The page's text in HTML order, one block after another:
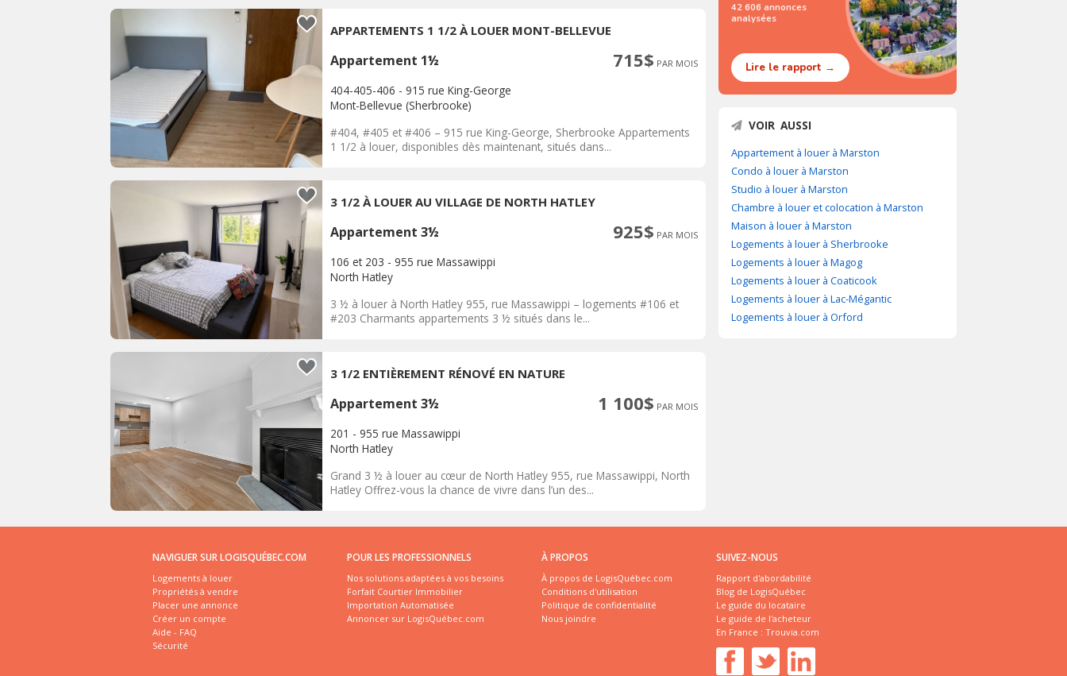
APPARTEMENTS 1 1/2 À LOUER MONT-BELLEVUE
Appartement 1½ 715$ PAR MOIS
404-405-406 - 915 rue King-George
Mont-Bellevue (Sherbrooke)
#404, #405 et #406 – 915 rue King-George, Sherbrooke Appartements
1 1/2 à louer, disponibles dès maintenant, situés dans...
3 1/2 À LOUER AU VILLAGE DE NORTH HATLEY
Appartement 3½ 925$ PAR MOIS
106 et 203 - 955 rue Massawippi
North Hatley
3 ½ à louer à North Hatley 955, rue Massawippi – logements #106 et
#203 Charmants appartements 3 ½ situés dans le...
3 1/2 ENTIÈREMENT RÉNOVÉ EN NATURE
Appartement 3½ 1 100$ PAR MOIS
201 - 955 rue Massawippi
North Hatley
Grand 3 ½ à louer au cœur de North Hatley 955, rue Massawippi, North
Hatley Offrez-vous la chance de vivre dans l’un des...
42 606 annonces
analysées
Lire le rapport →
VOIR AUSSI
Appartement à louer à Marston
Condo à louer à Marston
Studio à louer à Marston
Chambre à louer et colocation à Marston
Maison à louer à Marston
Logements à louer à Sherbrooke
Logements à louer à Magog
Logements à louer à Coaticook
Logements à louer à Lac-Mégantic
Logements à louer à Orford
NAVIGUER SUR LOGISQUÉBEC.COM
Logements à louer
Propriétés à vendre
Placer une annonce
Créer un compte
Aide - FAQ
Sécurité
POUR LES PROFESSIONNELS
Nos solutions adaptées à vos besoins
Forfait Courtier Immobilier
Importation Automatisée
Annoncer sur LogisQuébec.com
À PROPOS
À propos de LogisQuébec.com
Conditions d'utilisation
Politique de confidentialité
Nous joindre
SUIVEZ-NOUS
Rapport d'abordabilité
Blog de LogisQuébec
Le guide du locataire
Le guide de l'acheteur
En France : Trouvia.com